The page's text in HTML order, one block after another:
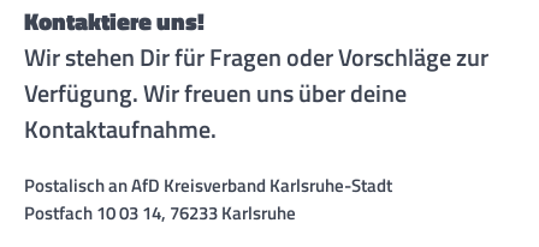
Kontaktiere uns!
Wir stehen Dir für Fragen oder Vorschläge zur
Verfügung. Wir freuen uns über deine
Kontaktaufnahme.
Postalisch an AfD Kreisverband Karlsruhe-Stadt
Postfach 10 03 14, 76233 Karlsruhe